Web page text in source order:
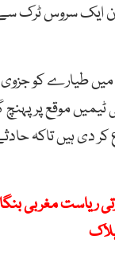
ایک سروس ٹرک
طیارے کو جزوی
ٹیمیں موقع پر
دی ہیں تاکہ
ریاست مغربی